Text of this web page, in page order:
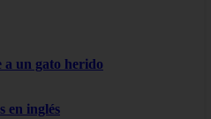
a un gato herido
en inglés